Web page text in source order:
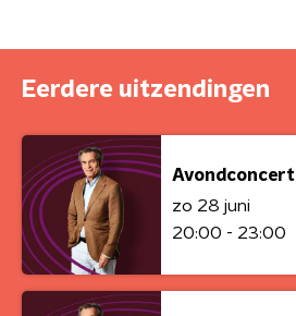
Eerdere uitzendingen
Avondconcert
zo 28 juni
20:00 - 23:00